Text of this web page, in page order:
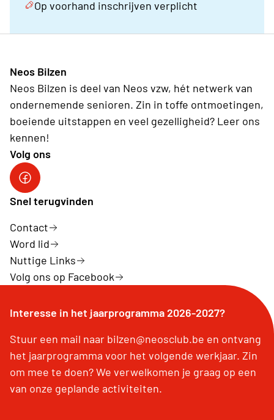
Op voorhand inschrijven verplicht
Neos Bilzen
Neos Bilzen is deel van Neos vzw, hét netwerk van
ondernemende senioren. Zin in toffe ontmoetingen,
boeiende uitstappen en veel gezelligheid? Leer ons
kennen!
Volg ons
Facebook Neos Bilzen
Snel terugvinden
Contact
Word lid
Nuttige Links
Volg ons op Facebook
Interesse in het jaarprogramma 2026-2027?
Stuur een mail naar bilzen@neosclub.be en ontvang
het jaarprogramma voor het volgende werkjaar. Zin
om mee te doen? We verwelkomen je graag op een
van onze geplande activiteiten.